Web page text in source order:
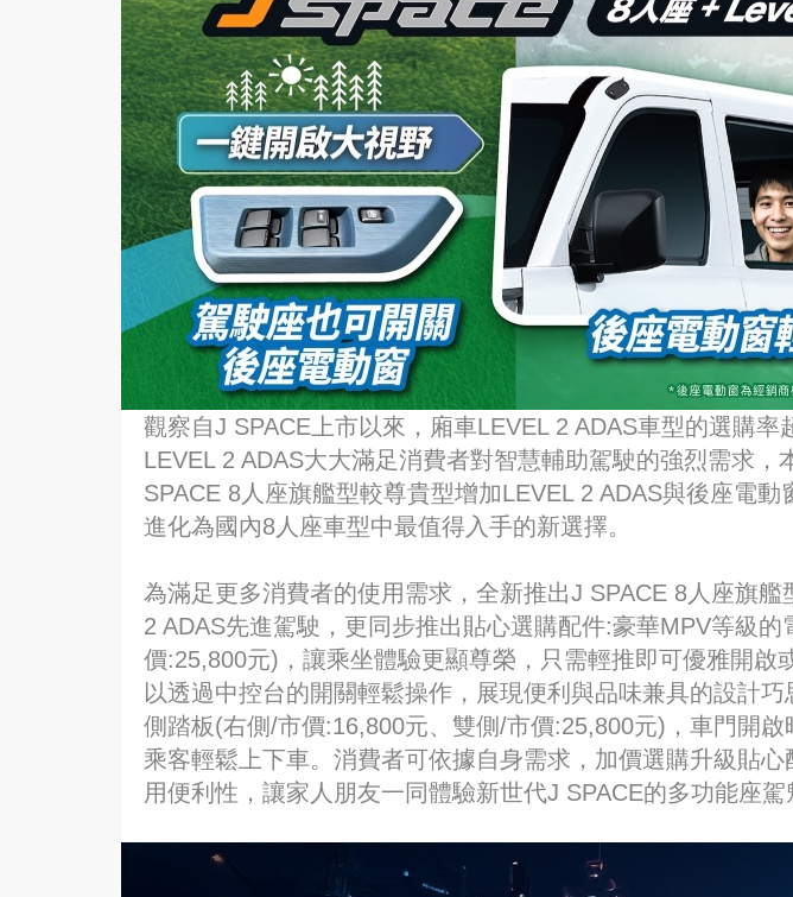
觀察自J SPACE上市以來，廂車LEVEL 2 ADAS車型的選購率
LEVEL 2 ADAS大大滿足消費者對智慧輔助駕駛的強烈需求，
SPACE 8人座旗艦型較尊貴型增加LEVEL 2 ADAS與後座電動
進化為國內8人座車型中最值得入手的新選擇。
為滿足更多消費者的使用需求，全新推出J SPACE 8人座旗艦
2 ADAS先進駕駛，更同步推出貼心選購配件:豪華MPV等級的
價:25,800元)，讓乘坐體驗更顯尊榮，只需輕推即可優雅開啟
以透過中控台的開關輕鬆操作，展現便利與品味兼具的設計
側踏板(右側/市價:16,800元、雙側/市價:25,800元)，車門開啟
乘客輕鬆上下車。消費者可依據自身需求，加價選購升級貼心
用便利性，讓家人朋友一同體驗新世代J SPACE的多功能座駕